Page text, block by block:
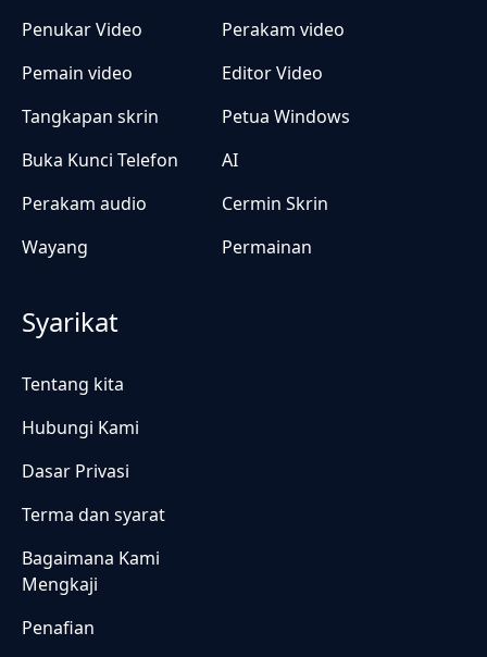
Penukar Video
Perakam video
Pemain video
Editor Video
Tangkapan skrin
Petua Windows
Buka Kunci Telefon
AI
Perakam audio
Cermin Skrin
Wayang
Permainan
Syarikat
Tentang kita
Hubungi Kami
Dasar Privasi
Terma dan syarat
Bagaimana Kami
Mengkaji
Penafian